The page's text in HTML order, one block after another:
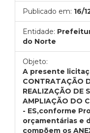
Publicado em: 16/
Entidade:
do Norte
Objeto:
A presente
CONTRATAÇÃO
REALIZAÇÃO DE
AMPLIAÇÃO DO
- ES,conforme
orçamentárias e
compõem os